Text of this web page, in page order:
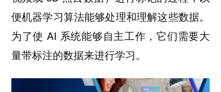
便机器学习算法能够处理和理解这些数据。
为了使 AI 系统能够自主工作，它们需要大
量带标注的数据来进行学习。